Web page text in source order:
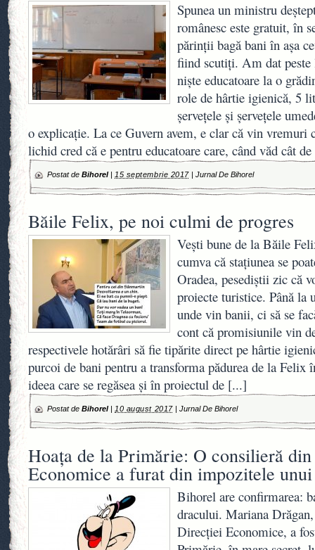
Spunea un ministru
românesc este gratuit, în
părinții bagă bani în așa
fiind scutiți. Am dat peste
niște educatoare la o
role de hârtie igienică, 5
șervețele și șervețele
o explicație. La ce Guvern avem, e clar că vin vremuri
lichid cred că e pentru educatoare care, când văd cât de
Postat de Bihorel| 15 septembrie 2017| Jurnal De Bihorel
Băile Felix, pe noi culmi de progres
Vești bune de la Băile
cumva că stațiunea se
Oradea, pesediștii zic că
proiecte turistice. Până la
unde vin banii, ci să se
cont că promisiunile vin
respectivele hotărâri să fie tipărite direct pe hârtie
purcoi de bani pentru a transforma pădurea de la Felix
ideea care se regăsea și în proiectul de [...]
Postat de Bihorel| 10 august 2017| Jurnal De Bihorel
Hoaţa de la Primărie: O consilieră
Economice a furat din impozitele
Bihorel are confirmarea:
dracului. Mariana
Direcţiei Economice, a